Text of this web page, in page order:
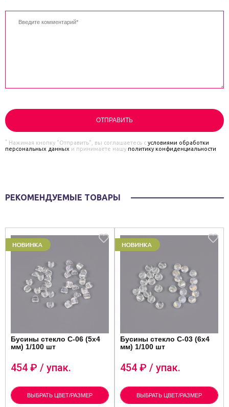
* Нажимая кнопку "Отправить", вы соглашаетесь с условиями обработки
персональных данных и принимаете нашу политику конфиденциальности
РЕКОМЕНДУЕМЫЕ ТОВАРЫ
Бусины стекло C-06 (5х4
мм) 1/100 шт
454 ₽ / упак.
ВЫБРАТЬ ЦВЕТ/РАЗМЕР
Бусины стекло C-03 (6х4
мм) 1/100 шт
454 ₽ / упак.
ВЫБРАТЬ ЦВЕТ/РАЗМЕР